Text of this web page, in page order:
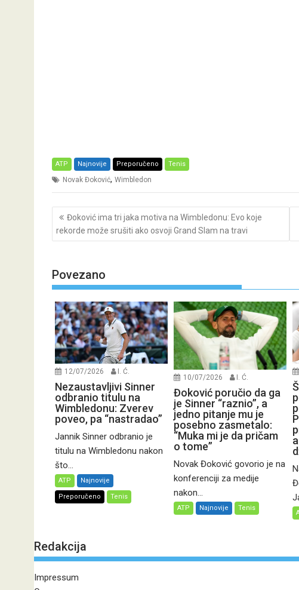
ATP Najnovije Preporučeno Tenis
Novak Đoković, Wimbledon
Post
navigation
Đoković ima tri jaka motiva na Wimbledonu: Evo koje
rekorde može srušiti ako osvoji Grand Slam na travi
Povezano
12/07/2026 I. Ć.
Nezaustavljivi Sinner
odbranio titulu na
Wimbledonu: Zverev
poveo, pa “nastradao”
Jannik Sinner odbranio je
titulu na Wimbledonu nakon
što...
ATP Najnovije
Preporučeno Tenis
10/07/2026 I. Ć.
Đoković poručio da ga
je Sinner “raznio”, a
jedno pitanje mu je
posebno zasmetalo:
“Muka mi je da pričam
o tome”
Novak Đoković govorio je na
konferenciji za medije
nakon...
ATP Najnovije Tenis
Redakcija
Impressum